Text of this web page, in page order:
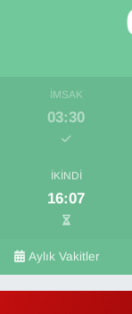
İMSAK
03:30
İKINDI
16:07
Aylık Vakitler